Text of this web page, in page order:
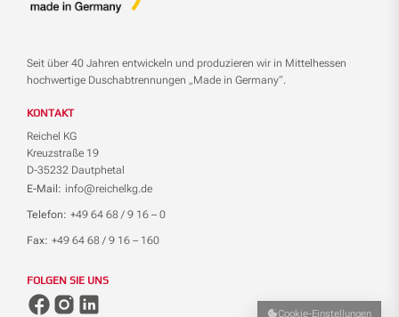
Seit über 40 Jahren entwickeln und produzieren wir in Mittelhessen
hochwertige Duschabtrennungen „Made in Germany“.
KONTAKT
Reichel KG
Kreuzstraße 19
D-35232 Dautphetal
E-Mail: info@reichelkg.de
Telefon: +49 64 68 / 9 16 – 0
Fax: +49 64 68 / 9 16 – 160
FOLGEN SIE UNS
Cookie-Einstellungen